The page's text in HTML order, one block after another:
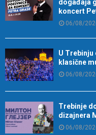
događaja
koncert
06/08/
U Trebinju
klasične
06/08/
Trebinje
dizajnera
06/08/